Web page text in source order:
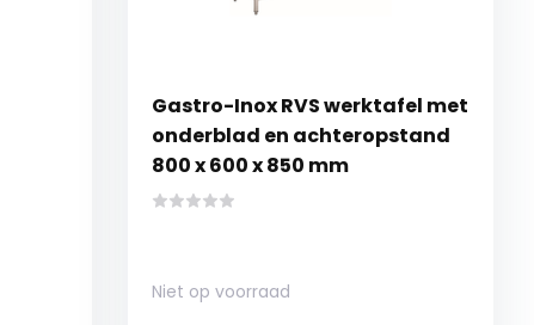
Gastro-Inox RVS werktafel met
onderblad en achteropstand
800 x 600 x 850 mm
Niet op voorraad